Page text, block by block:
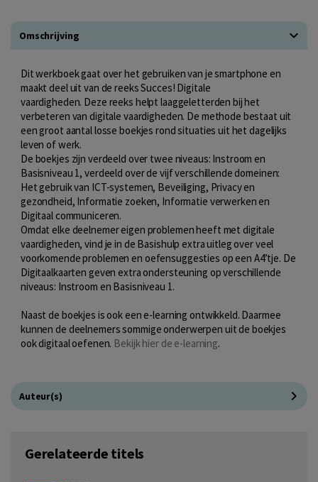
Omschrijving
Dit werkboek gaat over het gebruiken van je smartphone en
maakt deel uit van de reeks Succes! Digitale
vaardigheden. Deze reeks helpt laaggeletterden bij het
verbeteren van digitale vaardigheden. De methode bestaat uit
een groot aantal losse boekjes rond situaties uit het dagelijks
leven of werk.
De boekjes zijn verdeeld over twee niveaus: Instroom en
Basisniveau 1, verdeeld over de vijf verschillende domeinen:
Het gebruik van ICT-systemen, Beveiliging, Privacy en
gezondheid, Informatie zoeken, Informatie verwerken en
Digitaal communiceren.
Omdat elke deelnemer eigen problemen heeft met digitale
vaardigheden, vind je in de Basishulp extra uitleg over veel
voorkomende problemen en oefensuggesties op een A4’tje. De
Digitaalkaarten geven extra ondersteuning op verschillende
niveaus: Instroom en Basisniveau 1.
Naast de boekjes is ook een e-learning ontwikkeld. Daarmee
kunnen de deelnemers sommige onderwerpen uit de boekjes
ook digitaal oefenen. Bekijk hier de e-learning.
Auteur(s)
Gerelateerde titels